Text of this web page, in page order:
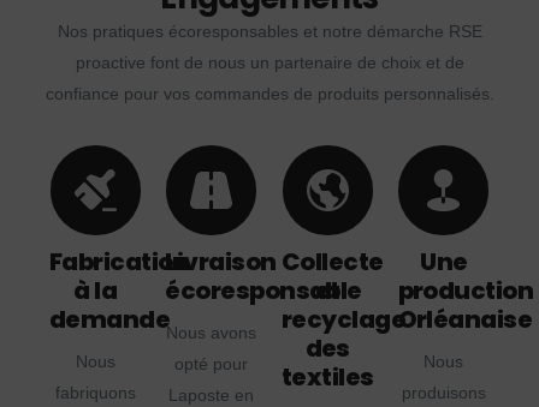
Nos pratiques écoresponsables et notre démarche RSE
proactive font de nous un partenaire de choix et de
confiance pour vos commandes de produits personnalisés.
Fabrication
à la
demande
Nous
fabriquons
Livraison
écoresponsable
Nous avons
opté pour
Laposte en
Collecte
et
recyclage
des
textiles
Une
production
Orléanaise
Nous
produisons